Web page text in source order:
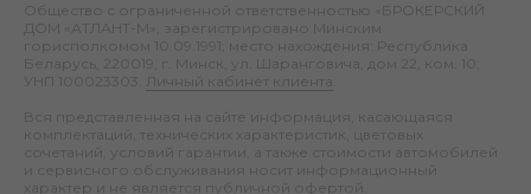
Общество с ограниченной ответственностью «БРОКЕРСКИЙ
ДОМ «АТЛАНТ-М», зарегистрировано Минским
горисполкомом 10.09.1991; место нахождения: Республика
Беларусь, 220019, г. Минск, ул. Шаранговича, дом 22, ком. 10;
УНП 100023303.
Личный кабинет клиента
Вся представленная на сайте информация, касающаяся
комплектаций, технических характеристик, цветовых
сочетаний, условий гарантии, а также стоимости автомобилей
и сервисного обслуживания носит информационный
характер и не является публичной офертой.